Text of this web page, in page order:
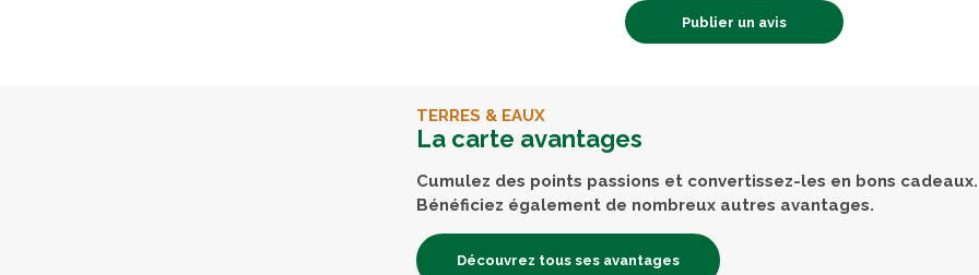
Publier un avis
TERRES & EAUX
La carte avantages
Cumulez des points passions et convertissez-les en bons cadeaux.
Bénéficiez également de nombreux autres avantages.
Découvrez tous ses avantages